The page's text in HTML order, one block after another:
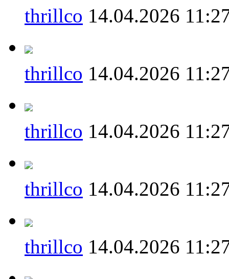
thrillco 14.04.2026
thrillco 14.04.2026
thrillco 14.04.2026
thrillco 14.04.2026
thrillco 14.04.2026